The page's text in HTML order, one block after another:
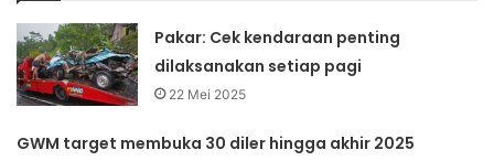
Pakar: Cek kendaraan penting
dilaksanakan setiap pagi
22 Mei 2025
GWM target membuka 30 diler hingga akhir 2025